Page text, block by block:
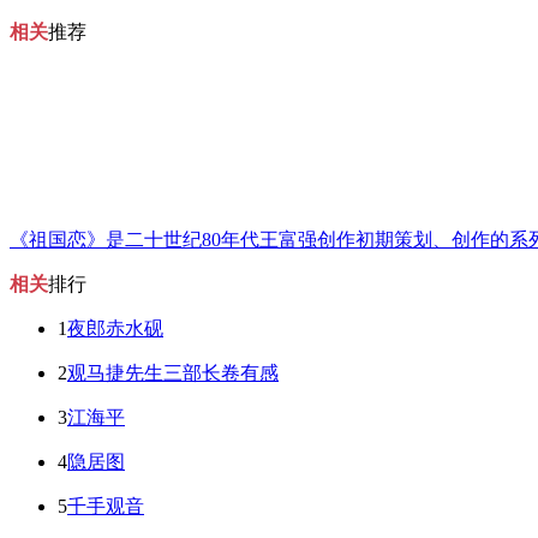
相关推荐
《祖国恋》是二十世纪80年代王富强创作初期策划、创作的系
相关排行
1夜郎赤水砚
2观马捷先生三部长卷有感
3江海平
4隐居图
5千手观音